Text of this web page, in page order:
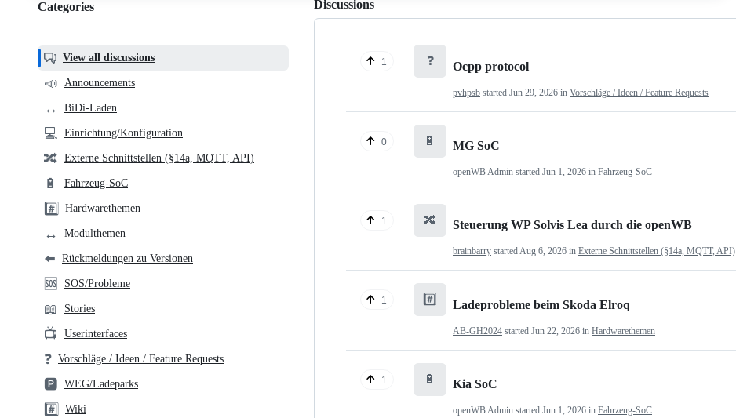
Categories,
helpful,
and
links
Categories
View all discussions
📣 Announcements
↔️ BiDi-Laden
💻 Einrichtung/Konfiguration
🔀 Externe Schnittstellen (§14a, MQTT, API)
🔋 Fahrzeug-SoC
#️⃣ Hardwarethemen
↔️ Modulthemen
⬅️ Rückmeldungen zu Versionen
🆘 SOS/Probleme
📖 Stories
📺 Userinterfaces
❓ Vorschläge / Ideen / Feature Requests
🅿️ WEG/Ladeparks
#️⃣ Wiki
Discussions
1 ❓ Ocpp protocol
pvhpsb started Jun 29, 2026 in Vorschläge / Ideen / Feature Requests
0 🔋 MG SoC
openWB Admin started Jun 1, 2026 in Fahrzeug-SoC
1 🔀 Steuerung WP Solvis Lea durch die openWB
brainbarry startedAug 6, 2026 in Externe Schnittstellen (§14a, MQTT, API)
1 #️⃣ Ladeprobleme beim Skoda Elroq
AB-GH2024 started Jun 22, 2026 in Hardwarethemen
1 🔋 Kia SoC
openWB Admin started Jun 1, 2026 in Fahrzeug-SoC